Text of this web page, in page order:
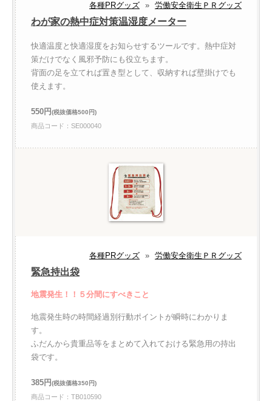
各種PRグッズ » 労働安全衛生ＰＲグッズ
わが家の熱中症対策温湿度メーター
快適温度と快適湿度をお知らせするツールです。熱中症対
策だけでなく風邪予防にも役立ちます。
背面の足を立てれば置き型として、収納すれば壁掛けでも
使えます。
550円(税抜価格500円)
商品コード：SE000040
各種PRグッズ » 労働安全衛生ＰＲグッズ
緊急持出袋
地震発生！！５分間にすべきこと
地震発生時の時間経過別行動ポイントが瞬時にわかりま
す。
ふだんから貴重品等をまとめて入れておける緊急用の持出
袋です。
385円(税抜価格350円)
商品コード：TB010590